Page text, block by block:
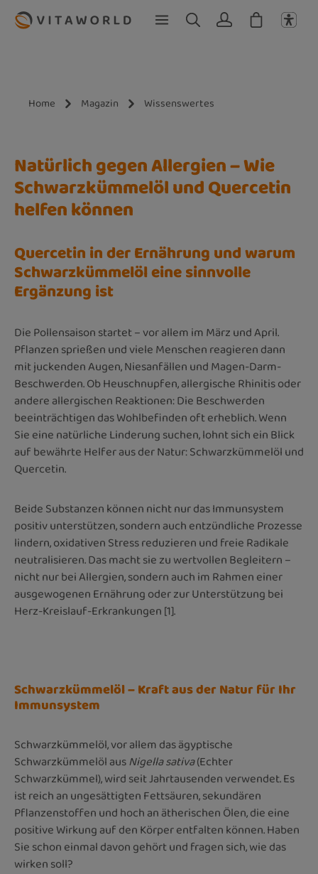
Zum Hauptinhalt springen
Home Magazin Wissenswertes
Natürlich gegen Allergien – Wie
Schwarzkümmelöl und Quercetin
helfen können
Quercetin in der Ernährung und warum
Schwarzkümmelöl eine sinnvolle
Ergänzung ist
Die Pollensaison startet – vor allem im März und April.
Pflanzen sprießen und viele Menschen reagieren dann
mit juckenden Augen, Niesanfällen und Magen-Darm-
Beschwerden. Ob Heuschnupfen, allergische Rhinitis oder
andere allergischen Reaktionen: Die Beschwerden
beeinträchtigen das Wohlbefinden oft erheblich. Wenn
Sie eine natürliche Linderung suchen, lohnt sich ein Blick
auf bewährte Helfer aus der Natur: Schwarzkümmelöl und
Quercetin.
Beide Substanzen können nicht nur das Immunsystem
positiv unterstützen, sondern auch entzündliche Prozesse
lindern, oxidativen Stress reduzieren und freie Radikale
neutralisieren. Das macht sie zu wertvollen Begleitern –
nicht nur bei Allergien, sondern auch im Rahmen einer
ausgewogenen Ernährung oder zur Unterstützung bei
Herz-Kreislauf-Erkrankungen [1].
Schwarzkümmelöl – Kraft aus der Natur für Ihr
Immunsystem
Schwarzkümmelöl, vor allem das ägyptische
Schwarzkümmelöl ausNigella sativa(Echter
Schwarzkümmel), wird seit Jahrtausenden verwendet. Es
ist reich an ungesättigten Fettsäuren, sekundären
Pflanzenstoffen und hoch an ätherischen Ölen, die eine
positive Wirkung auf den Körper entfalten können. Haben
Sie schon einmal davon gehört und fragen sich, wie das
wirken soll?